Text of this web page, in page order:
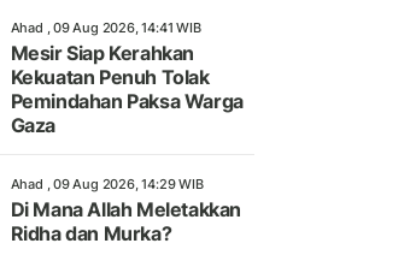
Ahad , 09 Aug 2026, 14:41 WIB
Mesir Siap Kerahkan
Kekuatan Penuh Tolak
Pemindahan Paksa Warga
Gaza
Ahad , 09 Aug 2026, 14:29 WIB
Di Mana Allah Meletakkan
Ridha dan Murka?